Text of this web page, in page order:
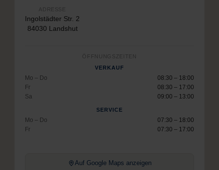
ADRESSE
Ingolstädter Str. 2
84030 Landshut
ÖFFNUNGSZEITEN
VERKAUF
Mo – Do
08:30 – 18:00
Fr
08:30 – 17:00
Sa
09:00 – 13:00
SERVICE
Mo – Do
07:30 – 18:00
Fr
07:30 – 17:00
Auf Google Maps anzeigen